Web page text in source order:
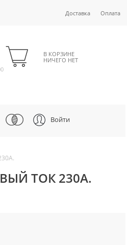
Доставка Оплата
В КОРЗИНЕ
НИЧЕГО НЕТ
Войти
ТОК 230А.